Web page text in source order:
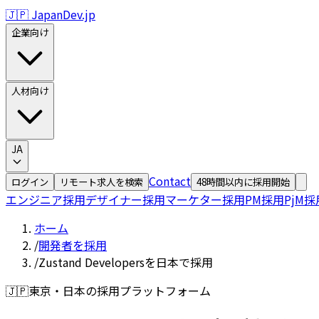
🇯🇵 JapanDev.jp
企業向け
人材向け
JA
ログイン リモート求人を検索 Contact 48時間以内に採用開始
エンジニア採用デザイナー採用マーケター採用PM採用PjM採
ホーム
/開発者を採用
/Zustand Developersを日本で採用
🇯🇵東京・日本の採用プラットフォーム